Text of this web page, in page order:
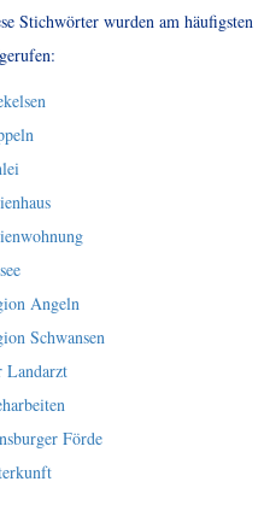
Stichwörter wurden am häufigsten
Angeln
Schwansen
Landarzt
Förde